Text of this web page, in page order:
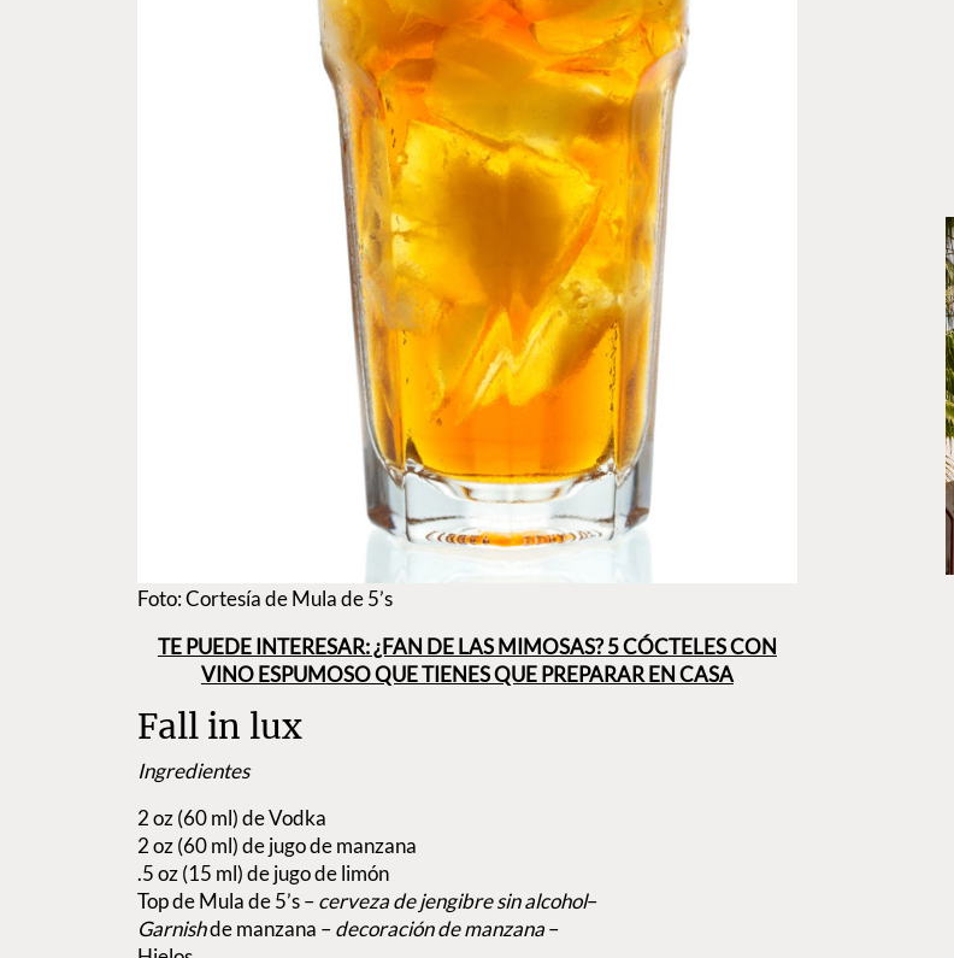
Foto: Cortesía de Mula de 5’s
TE PUEDE INTERESAR: ¿FAN DE LAS MIMOSAS? 5 CÓCTELES CON
VINO ESPUMOSO QUE TIENES QUE PREPARAR EN CASA
Fall in lux
Ingredientes
2 oz (60 ml) de Vodka
2 oz (60 ml) de jugo de manzana
.5 oz (15 ml) de jugo de limón
Top de Mula de 5’s –cerveza de jengibre sin alcohol–
Garnishde manzana –decoración de manzana–